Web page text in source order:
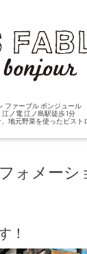
ファーブル ボンジュール
江ノ電 江ノ島駅徒歩1分
、地元野菜を使ったビスト
ォメーシ
！